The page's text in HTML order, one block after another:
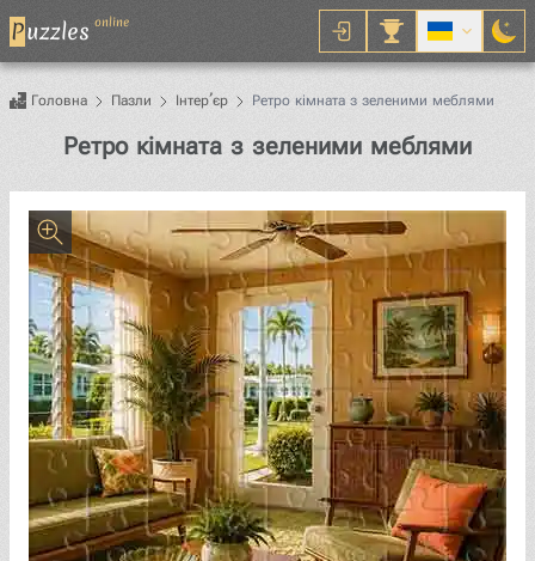
Puzzles online
Головна Пазли Інтер’єр Ретро кімната з зеленими меблями
Ретро кімната з зеленими меблямиПазл